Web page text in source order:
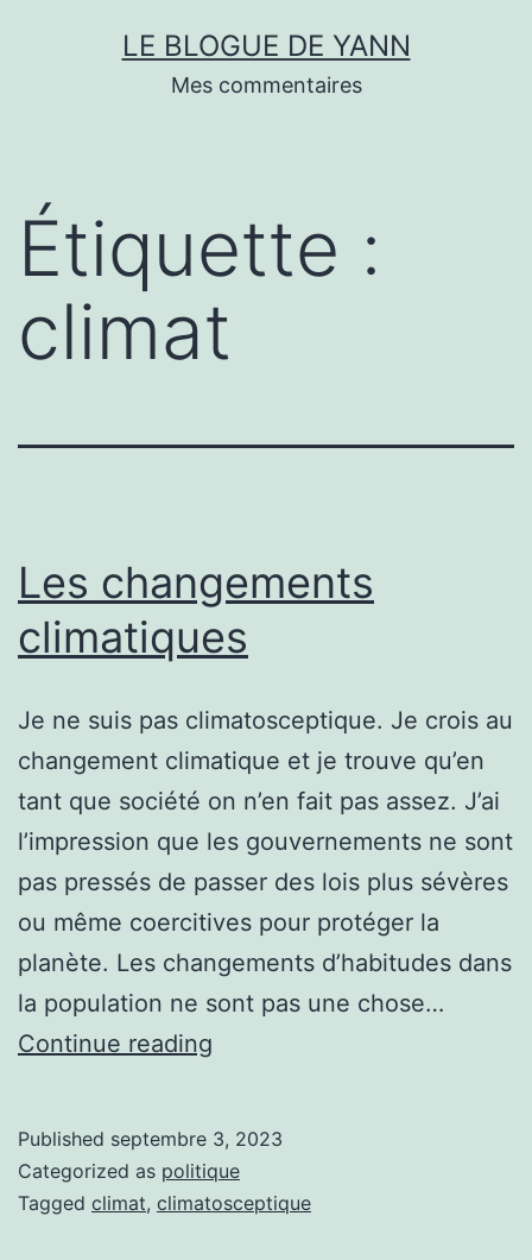
LE BLOGUE DE YANN
Mes commentaires
Étiquette :
climat
Les changements
climatiques
Je ne suis pas climatosceptique. Je crois au
changement climatique et je trouve qu’en
tant que société on n’en fait pas assez. J’ai
l’impression que les gouvernements ne sont
pas pressés de passer des lois plus sévères
ou même coercitives pour protéger la
planète. Les changements d’habitudes dans
la population ne sont pas une chose…
Continue reading
Published septembre 3, 2023
Categorized as politique
Tagged climat, climatosceptique